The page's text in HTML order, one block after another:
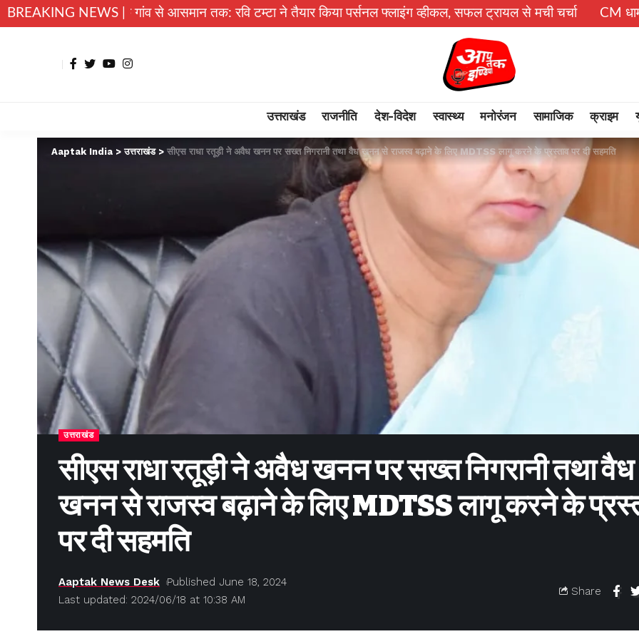
BREAKING NEWS |
के गांव से आसमान तक: रवि टम्टा ने तैयार किया पर्सनल फ्लाइंग व्हीकल, सफल ट्रायल से मची चर्चा CM धामी का बड़ा
उत्तराखंड राजनीति देश-विदेश स्वास्थ्य मनोरंजन सामाजिक क्राइम
Aaptak India >उत्तराखंड> सीएस राधा रतूड़ी ने अवैध खनन पर सख्त निगरानी तथा वैध खनन से राजस्व बढ़ाने के लिए MDTSS लागू करने के प्रस्ताव पर दी सहमति
उत्तराखंड
सीएस राधा रतूड़ी ने अवैध खनन पर सख्त निगरानी तथा वैध
खनन से राजस्व बढ़ाने के लिए MDTSS लागू करने के
पर दी सहमति
Last updated: 2024/06/18 at 10:38 AM
Aaptak News Desk Published June 18, 2024
Share